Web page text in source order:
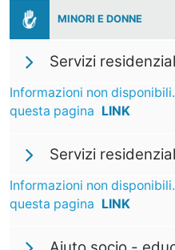
MINORI E DONNE
Servizi
Informazioni non
questa pagina LINK
Servizi
Informazioni non
questa pagina LINK